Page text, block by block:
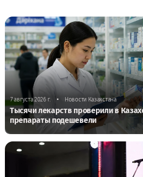
7 августа 2026 г. • Новости Казахстана
Тысячи лекарств проверили в
препараты подешевели